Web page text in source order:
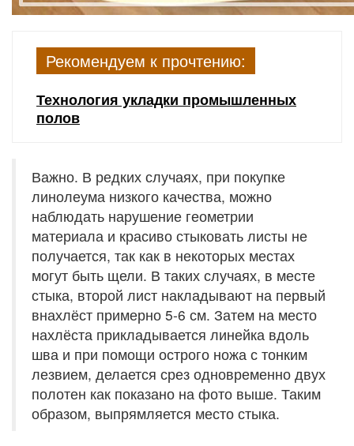
Рекомендуем к прочтению:
Технология укладки промышленных
полов
Важно. В редких случаях, при покупке
линолеума низкого качества, можно
наблюдать нарушение геометрии
материала и красиво стыковать листы не
получается, так как в некоторых местах
могут быть щели. В таких случаях, в месте
стыка, второй лист накладывают на первый
внахлёст примерно 5-6 см. Затем на место
нахлёста прикладывается линейка вдоль
шва и при помощи острого ножа с тонким
лезвием, делается срез одновременно двух
полотен как показано на фото выше. Таким
образом, выпрямляется место стыка.